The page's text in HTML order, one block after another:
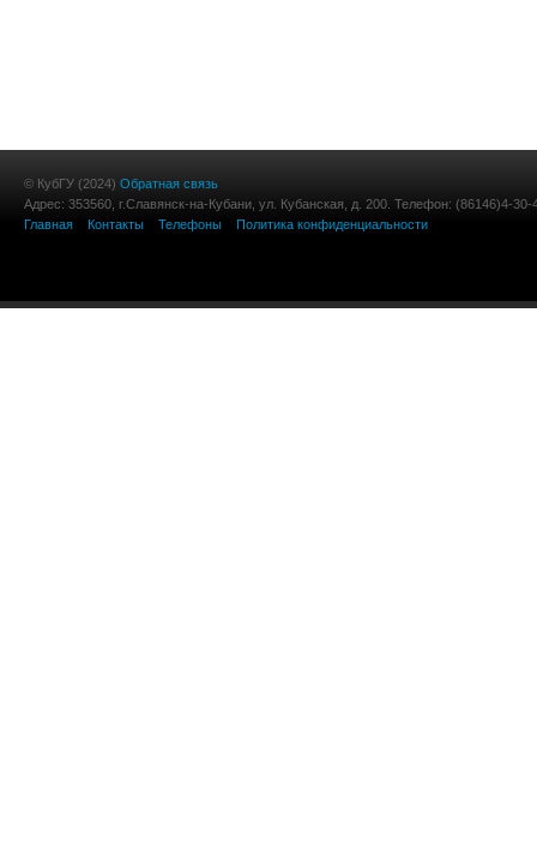
© КубГУ (2024) Обратная связь
Адрес: 353560, г.Славянск-на-Кубани, ул. Кубанская, д. 200. Телефон: (86146)4-30-
Главная
Контакты Телефоны Политика конфиденциальности